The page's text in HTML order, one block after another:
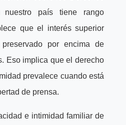
país tiene rango
que el interés superior
por encima de
Eso implica que el derecho
prevalece cuando está
de prensa.
e intimidad familiar de